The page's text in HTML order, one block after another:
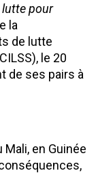
pour
la
de lutte
le 20
de ses pairs à
Mali, en Guinée